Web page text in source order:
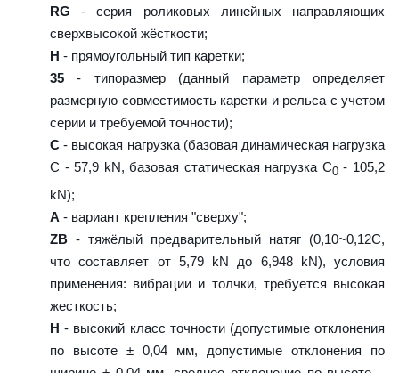
RG - серия роликовых линейных направляющих
сверхвысокой жёсткости;
H - прямоугольный тип каретки;
35 - типоразмер (данный параметр определяет
размерную совместимость каретки и рельса с учетом
серии и требуемой точности);
C - высокая нагрузка (базовая динамическая нагрузка
C - 57,9 kN, базовая статическая нагрузка С0- 105,2
kN);
A - вариант крепления "сверху";
ZB - тяжёлый предварительный натяг (0,10~0,12C,
что составляет от 5,79 kN до 6,948 kN), условия
применения: вибрации и толчки, требуется высокая
жесткость;
H - высокий класс точности (допустимые отклонения
по высоте ± 0,04 мм, допустимые отклонения по